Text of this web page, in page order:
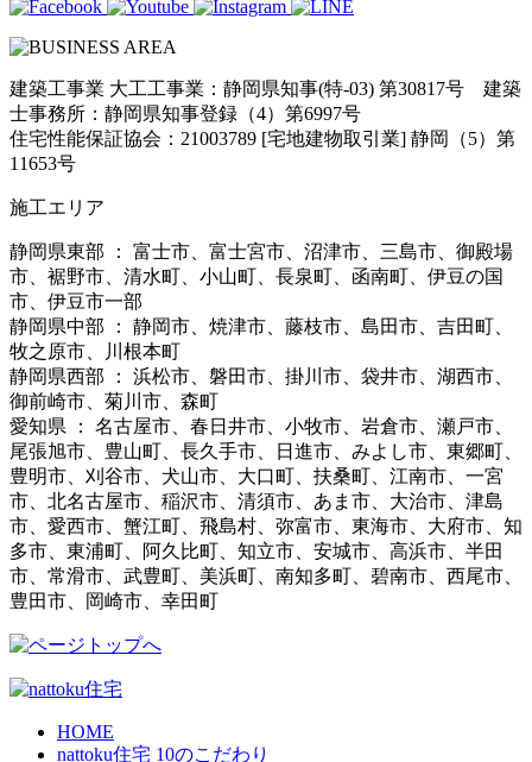
建築工事業 大工工事業：静岡県知事(特-03) 第30817号 建築
士事務所：静岡県知事登録（4）第6997号
住宅性能保証協会：21003789 [宅地建物取引業] 静岡（5）第
11653号
施工エリア
静岡県東部 ： 富士市、富士宮市、沼津市、三島市、御殿場
市、裾野市、清水町、小山町、長泉町、函南町、伊豆の国
市、伊豆市一部
静岡県中部 ： 静岡市、焼津市、藤枝市、島田市、吉田町、
牧之原市、川根本町
静岡県西部 ： 浜松市、磐田市、掛川市、袋井市、湖西市、
御前崎市、菊川市、森町
愛知県 ： 名古屋市、春日井市、小牧市、岩倉市、瀬戸市、
尾張旭市、豊山町、長久手市、日進市、みよし市、東郷町、
豊明市、刈谷市、犬山市、大口町、扶桑町、江南市、一宮
市、北名古屋市、稲沢市、清須市、あま市、大治市、津島
市、愛西市、蟹江町、飛島村、弥富市、東海市、大府市、知
多市、東浦町、阿久比町、知立市、安城市、高浜市、半田
市、常滑市、武豊町、美浜町、南知多町、碧南市、西尾市、
豊田市、岡崎市、幸田町
HOME
nattoku住宅 10のこだわり